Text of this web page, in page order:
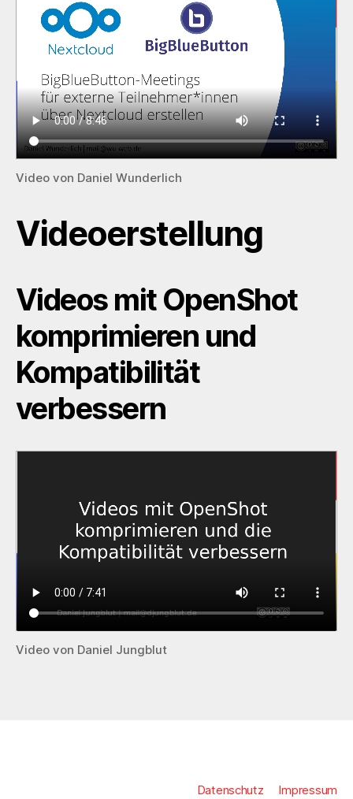
Video von Daniel Wunderlich
Videoerstellung
Videos mit OpenShot
komprimieren und
Kompatibilität
verbessern
Video von Daniel Jungblut
Datenschutz Impressum